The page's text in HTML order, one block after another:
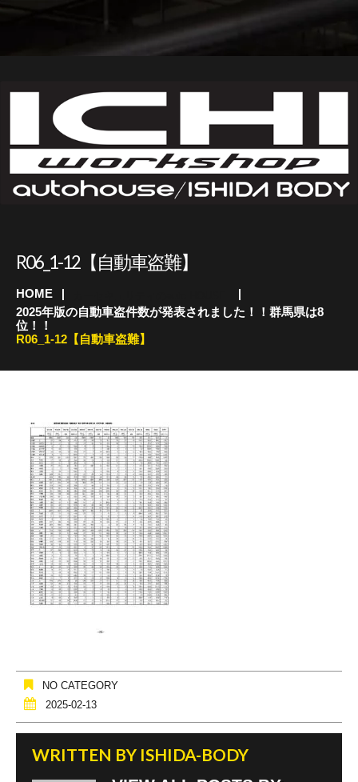
R06_1-12【自動車盗難】
HOME
2025年版の自動車盗件数が発表されました！！群馬県は8
位！！
R06_1-12【自動車盗難】
NO CATEGORY
2025-02-13
WRITTEN BY ISHIDA-BODY